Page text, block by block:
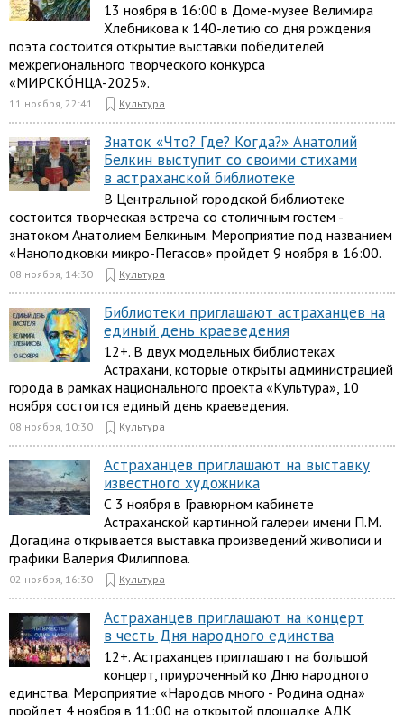
13 ноября в 16:00 в Доме-музее Велимира
Хлебникова к 140-летию со дня рождения
поэта состоится открытие выставки победителей
межрегионального творческого конкурса
«МИРСКО́НЦА-2025».
11 ноября, 22:41 Культура
Знаток «Что? Где? Когда?» Анатолий
Белкин выступит со своими стихами
в астраханской библиотеке
В Центральной городской библиотеке
состоится творческая встреча со столичным гостем -
знатоком Анатолием Белкиным. Мероприятие под названием
«Наноподковки микро-Пегасов» пройдет 9 ноября в 16:00.
08 ноября, 14:30 Культура
Библиотеки приглашают астраханцев на
единый день краеведения
12+. В двух модельных библиотеках
Астрахани, которые открыты администрацией
города в рамках национального проекта «Культура», 10
ноября состоится единый день краеведения.
08 ноября, 10:30 Культура
Астраханцев приглашают на выставку
известного художника
С 3 ноября в Гравюрном кабинете
Астраханской картинной галереи имени П.М.
Догадина открывается выставка произведений живописи и
графики Валерия Филиппова.
02 ноября, 16:30 Культура
Астраханцев приглашают на концерт
в честь Дня народного единства
12+. Астраханцев приглашают на большой
концерт, приуроченный ко Дню народного
единства. Мероприятие «Народов много - Родина одна»
пройдет 4 ноября в 11:00 на открытой площадке АДК